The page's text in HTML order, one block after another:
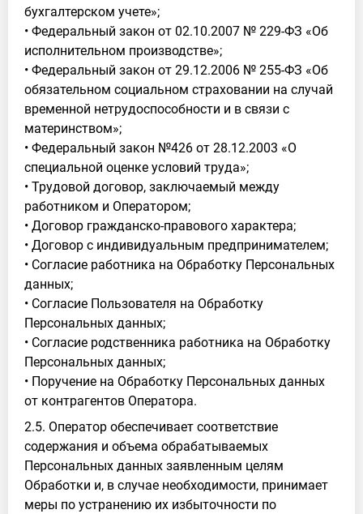
бухгалтерском учете»;
• Федеральный закон от 02.10.2007 № 229-ФЗ «Об
исполнительном производстве»;
• Федеральный закон от 29.12.2006 № 255-ФЗ «Об
обязательном социальном страховании на случай
временной нетрудоспособности и в связи с
материнством»;
• Федеральный закон №426 от 28.12.2003 «О
специальной оценке условий труда»;
• Трудовой договор, заключаемый между
работником и Оператором;
• Договор гражданско-правового характера;
• Договор с индивидуальным предпринимателем;
• Согласие работника на Обработку Персональных
данных;
• Согласие Пользователя на Обработку
Персональных данных;
• Согласие родственника работника на Обработку
Персональных данных;
• Поручение на Обработку Персональных данных
от контрагентов Оператора.
2.5. Оператор обеспечивает соответствие
содержания и объема обрабатываемых
Персональных данных заявленным целям
Обработки и, в случае необходимости, принимает
меры по устранению их избыточности по